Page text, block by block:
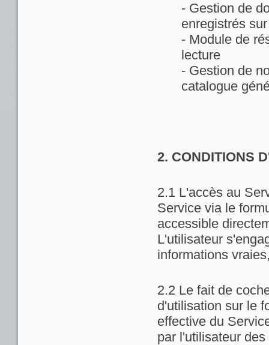
- Gestion de
enregistrés
- Module de
lecture
- Gestion de
catalogue
2. CONDITIONS
2.1 L'accès au
Service via le
accessible
L'utilisateur
informations
2.2 Le fait de
d'utilisation sur le
effective du
par l'utilisateur